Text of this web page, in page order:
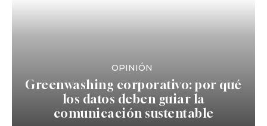
OPINIÓN
Greenwashing corporativo: por qué
los datos deben guiar la
comunicación sustentable